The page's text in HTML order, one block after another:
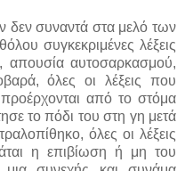
δεν συναντά στα μελό των
συγκεκριμένες λέξεις
απουσία αυτοσαρκασμού,
όλες οι λέξεις που
προέρχονται από το στόμα
το πόδι του στη γη μετά
όλες οι λέξεις
η επιβίωση ή μη του